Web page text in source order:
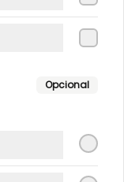
Opcional